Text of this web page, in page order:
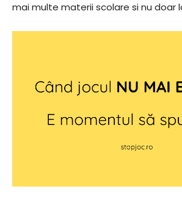
mai multe materii scolare si nu doar